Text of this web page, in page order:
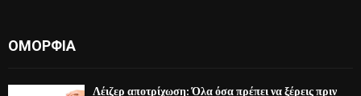
ΟΜΟΡΦΙΆ
Λέιζερ αποτρίχωση: Όλα όσα πρέπει να ξέρεις πριν